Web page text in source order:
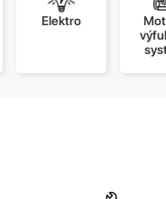
Elektro